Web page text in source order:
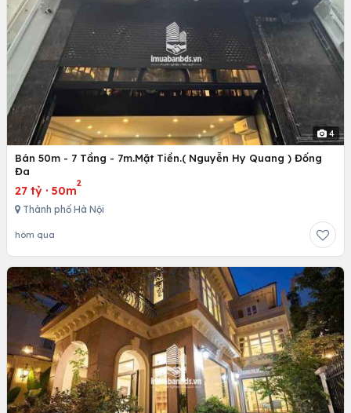
4
Bán 50m - 7 Tầng - 7m.Mặt Tiền.( Nguyễn Hy Quang ) Đống
Đa
27 tỷ · 50m
2
Thành phố Hà Nội
hôm qua